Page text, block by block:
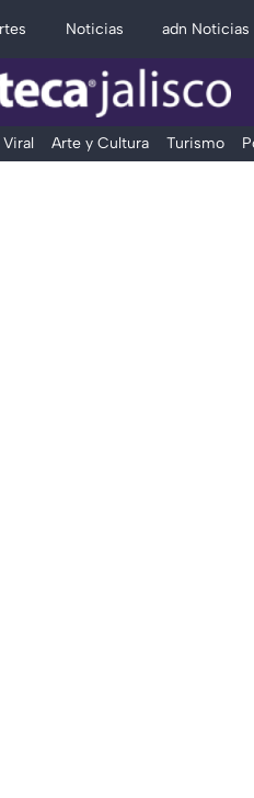
Noticias adn Noticias
Arte y Cultura Turismo